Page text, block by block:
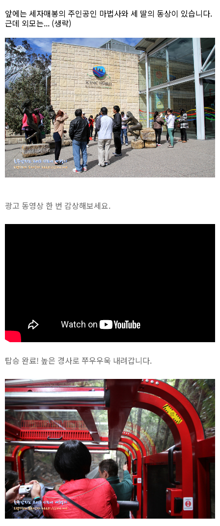
앞에는 세자매봉의 주인공인 마법사와 세 딸의 동상이 있습니다.
근데 외모는... (생략)
광고 동영상 한 번 감상해보세요.
탑승 완료! 높은 경사로 쭈우우욱 내려갑니다.